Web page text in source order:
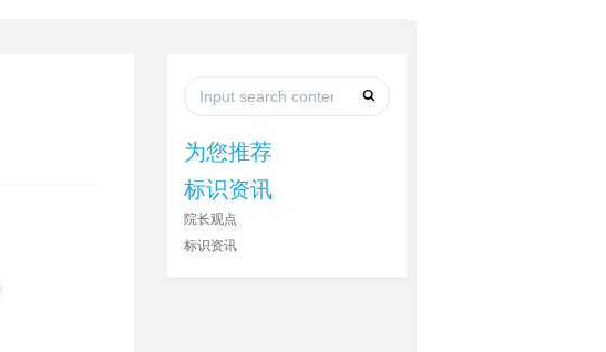
为您推荐
标识资讯
院长观点
标识资讯